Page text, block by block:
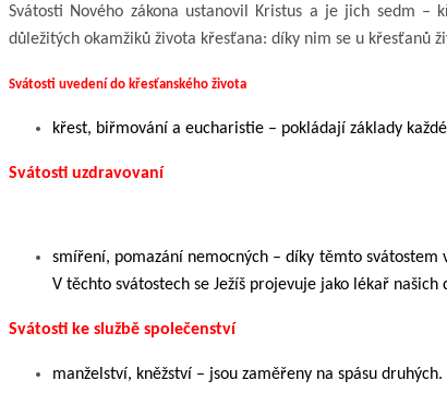
Svátosti Nového zákona ustanovil Kristus a je jich sedm –
důležitých okamžiků života křesťana: díky nim se u křesťanů
Svátosti uvedení do křesťanského života
křest, biřmování a eucharistie – pokládají základy
Svátosti uzdravovaní
smíření, pomazání nemocných – díky těmto svátostem
V těchto svátostech se Ježíš projevuje jako lékař našich
Svátosti ke službě společenství
manželství, kněžství – jsou zaměřeny na spásu